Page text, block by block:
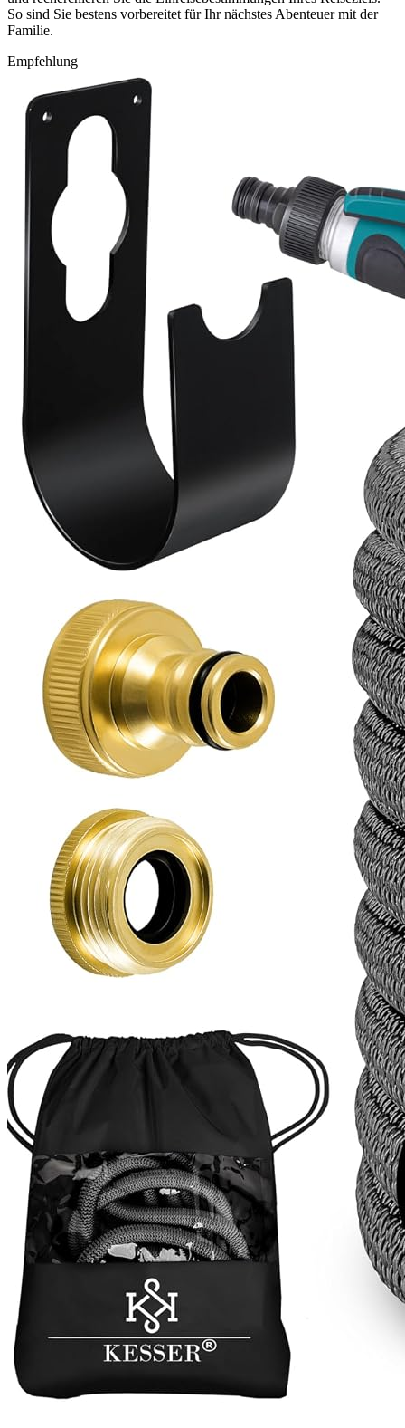
So sind Sie bestens vorbereitet für Ihr nächstes Abenteuer mit der
Familie.
Empfehlung